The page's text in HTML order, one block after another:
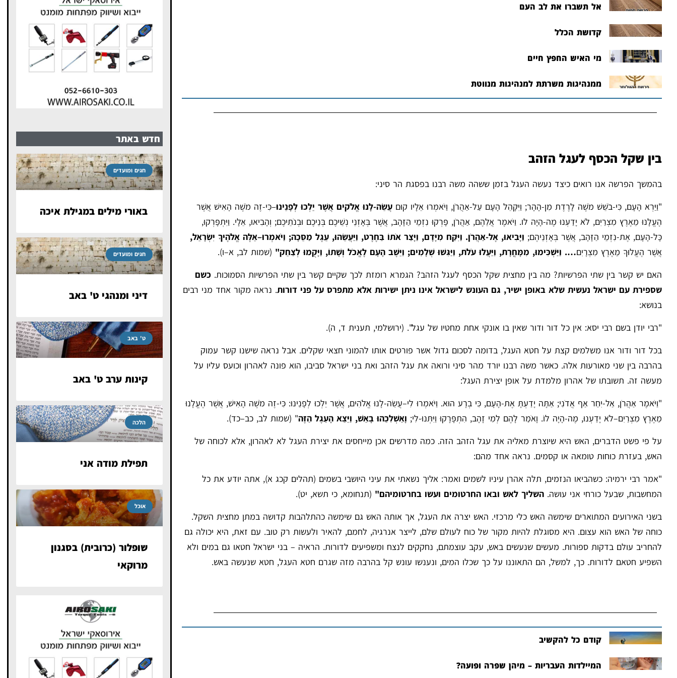
אל תשברו את לב העם
קדושת הכלל
מי האיש החפץ חיים
ממנהיגות משרתת למנהיגות מנווטת
בין שקל הכסף לעגל הזהב
בהמשך הפרשה אנו רואים כיצד נעשה העגל בזמן ששהה משה רבנו בפסגת הר סיני:
"וַיַּרְא הָעָם, כִּי-בֹשֵׁשׁ מֹשֶׁה לָרֶדֶת מִן-הָהָר; וַיִּקָּהֵל הָעָם עַל-אַהֲרֹן, וַיֹּאמְרוּ אֵלָיו קוּם עֲשֵׂה-לָנוּ אֱלֹקים אֲשֶׁר יֵלְכוּ לְפָנֵינוּ–כִּי-זֶה מֹשֶׁה הָאִישׁ אֲשֶׁר
הֶעֱלָנוּ מֵאֶרֶץ מִצְרַיִם, לֹא יָדַעְנוּ מֶה-הָיָה לו. וַיֹּאמֶר אֲלֵהֶם, אַהֲרֹן, פָּרְקוּ נִזְמֵי הַזָּהָב, אֲשֶׁר בְּאָזְנֵי נְשֵׁיכֶם בְּנֵיכֶם וּבְנֹתֵיכֶם; וְהָבִיאוּ, אֵלָי. וַיִּתְפָּרְקוּ,
כָּל-הָעָם, אֶת-נִזְמֵי הַזָּהָב, אֲשֶׁר בְּאָזְנֵיהֶם; וַיָּבִיאוּ, אֶל-אַהֲרֹן. וַיִּקַּח מִיָּדָם, וַיָּצַר אֹתוֹ בַּחֶרֶט, וַיַּעֲשֵׂהוּ, עֵגֶל מַסֵּכָה; וַיֹּאמְרוּ–אֵלֶּה אֱלֹהֶיךָ יִשְׂרָאֵל,
אֲשֶׁר הֶעֱלוּךָ מֵאֶרֶץ מִצְרָיִם…. וַיַּשְׁכִּימוּ, מִמָּחֳרָת, וַיַּעֲלוּ עֹלֹת, וַיַּגִּשׁוּ שְׁלָמִים; וַיֵּשֶׁב הָעָם לֶאֱכֹל וְשָׁתוֹ, וַיָּקֻמוּ לְצַחֵק" (שמות לב, א–ו).
האם יש קשר בין שתי הפרשיות? מה בין מחצית שקל הכסף לעגל הזהב? הגמרא רומזת לכך שקיים קשר בין שתי הפרשיות הסמוכות. כשם
שספירת עם ישראל נעשית שלא באופן ישיר, גם העונש לישראל אינו ניתן ישירות אלא מתפרס על פני דורות. נראה מקור אחד מני רבים
בנושא:
"רבי יודן בשם רבי יסא: אין כל דור ודור שאין בו אונקי אחת מחטיו של עגל". (ירושלמי, תענית ד, ה).
בכל דור ודור אנו משלמים קצת על חטא העגל, בדומה לסכום גדול אשר פורטים אותו להמוני חצאי שקלים. אבל נראה שישנו קשר עמוק
בהרבה בין שני מאורעות אלה. כאשר משה רבנו יורד מהר סיני ורואה את עגל הזהב ואת בני ישראל סביבו, הוא פונה לאהרון וכועס עליו על
מעשה זה. תשובתו של אהרון מלמדת על אופן יצירת העגל:
"וַיֹּאמֶר אַהֲרֹן, אַל-יִחַר אַף אֲדֹנִי; אַתָּה יָדַעְתָּ אֶת-הָעָם, כִּי בְרָע הוּא. וַיֹּאמְרוּ לִי–עֲשֵׂה-לָנוּ אֱלֹהִים, אֲשֶׁר יֵלְכוּ לְפָנֵינוּ: כִּי-זֶה מֹשֶׁה הָאִישׁ, אֲשֶׁר הֶעֱלָנוּ
מֵאֶרֶץ מִצְרַיִם–לֹא יָדַעְנוּ, מֶה-הָיָה לוֹ. וָאֹמַר לָהֶם לְמִי זָהָב, הִתְפָּרָקוּ וַיִּתְּנוּ-לִי; וָאַשְׁלִכֵהוּ בָאֵשׁ, וַיֵּצֵא הָעֵגֶל הַזֶּה" (שמות לב, כב–כד).
על פי פשט הדברים, האש היא שיוצרת מאליה את עגל הזהב הזה. כמה מדרשים אכן מייחסים את יצירת העגל לא לאהרון, אלא לכוחה של
האש, בעזרת כוחות טומאה או קסמים. נראה אחד מהם:
"אמר רבי ירמיה: כשהביאו הנזמים, תלה אהרן עיניו לשמים ואמר: אליך נשאתי את עיני היושבי בשמים (תהלים קכג א), אתה יודע את כל
המחשבות, שבעל כורחי אני עושה. השליך לאש ובאו החרטומים ועשו בחרטומיהם" (תנחומא, כי תשא, יט).
בשני האירועים המתוארים שימשה האש כלי מרכזי. האש יצרה את העגל, אך אותה האש גם שימשה כהתלהבות קדושה במתן מחצית השקל.
כוחה של האש הוא עצום. היא מסוגלת להיות מקור של כוח לעולם שלם, לייצר אנרגיה, לחמם, להאיר ולעשות רק טוב. עם זאת, היא יכולה גם
להחריב עולם בדקות ספורות. מעשים שנעשים באש, עקב עוצמתם, נחקקים לנצח ומשפיעים לדורות. הראיה – בני ישראל חטאו גם במים ולא
השפיע חטאם לדורות. כך, למשל, הם התאוננו על כך שכלו המים, ונענשו עונש קל בהרבה מזה שגרם חטא העגל, חטא שנעשה באש.
קודם כל להקשיב
המיילדות העבריות – מיהן שפרה ופועה?
חדש באתר
חגים ומועדים
באורי מילים במגילת איכה
חגים ומועדים
דיני ומנהגי ט' באב
ט' באב
קינות ערב ט' באב
הלכה
תפילת מודה אני
אוכל
שופלור (כרובית) בסגנון
מרוקאי